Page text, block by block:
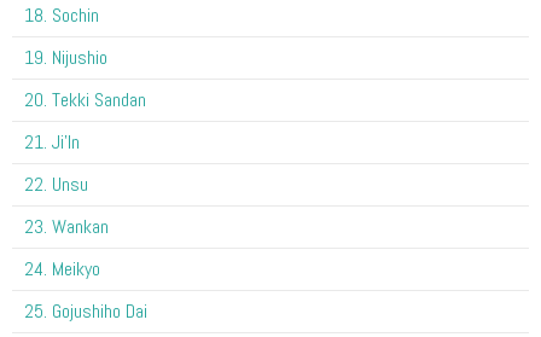
18. Sochin
19. Nijushio
20. Tekki Sandan
21. Ji'In
22. Unsu
23. Wankan
24. Meikyo
25. Gojushiho Dai